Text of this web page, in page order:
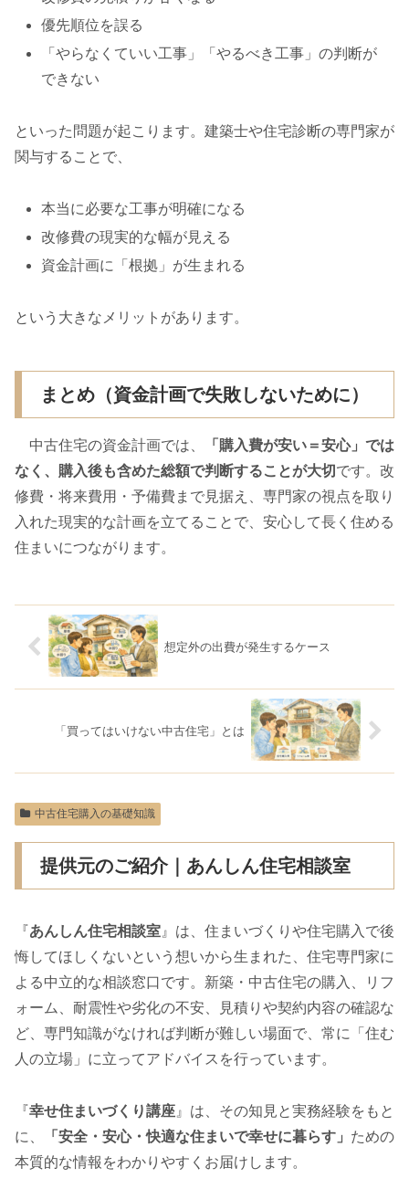
優先順位を誤る
「やらなくていい工事」「やるべき工事」の判断が
できない
といった問題が起こります。建築士や住宅診断の専門家が
関与することで、
本当に必要な工事が明確になる
改修費の現実的な幅が見える
資金計画に「根拠」が生まれる
という大きなメリットがあります。
まとめ（資金計画で失敗しないために）
中古住宅の資金計画では、
「購入費が安い＝安心」では
なく、購入後も含めた総額で判断することが大切 です。改
修費・将来費用・予備費まで見据え、専門家の視点を取り
入れた現実的な計画を立てることで、安心して長く住める
住まいにつながります。
想定外の出費が発生するケース
「買ってはいけない中古住宅」とは
中古住宅購入の基礎知識
提供元のご紹介｜あんしん住宅相談室
『あんしん住宅相談室 』は、住まいづくりや住宅購入で後
悔してほしくないという想いから生まれた、住宅専門家に
よる中立的な相談窓口です。新築・中古住宅の購入、リフ
ォーム、耐震性や劣化の不安、見積りや契約内容の確認な
ど、専門知識がなければ判断が難しい場面で、常に「住む
人の立場」に立ってアドバイスを行っています。
『幸せ住まいづくり講座 』は、その知見と実務経験をもと
に、
「安全・安心・快適な住まいで幸せに暮らす」 ための
本質的な情報をわかりやすくお届けします。